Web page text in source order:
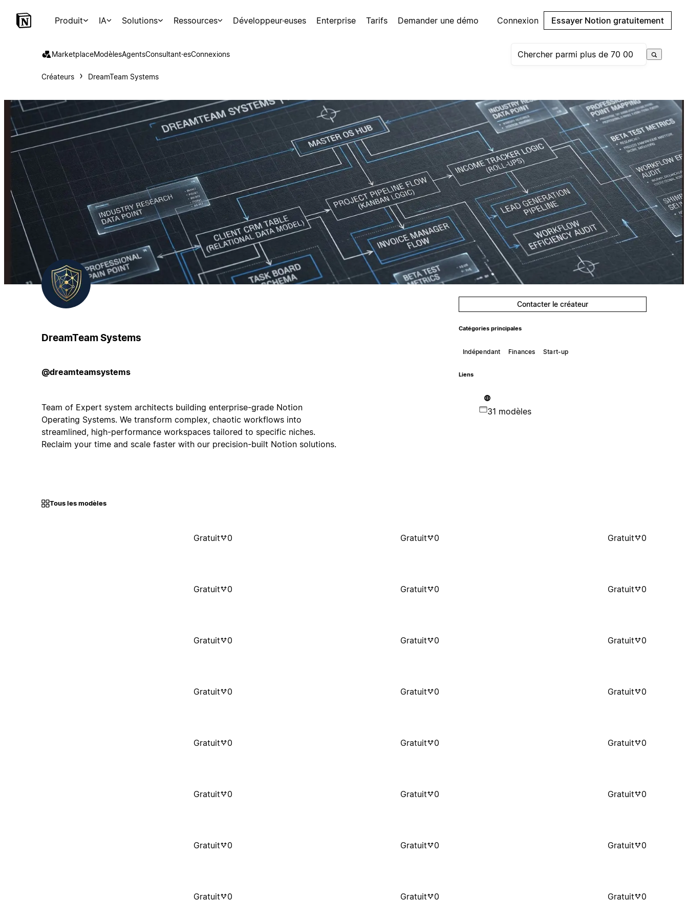
Produit IA Solutions Ressources Développeur·euses Enterprise Tarifs Demander une démo Connexion Essayer Notion gratuitement
MarketplaceModèlesAgentsConsultant·esConnexions
Créateurs DreamTeam Systems
DreamTeam Systems
@dreamteamsystems
Team of Expert system architects building enterprise-grade Notion
Operating Systems. We transform complex, chaotic workflows into
streamlined, high-performance workspaces tailored to specific niches.
Reclaim your time and scale faster with our precision-built Notion solutions.
Contacter le créateur
Catégories principales
Indépendant Finances Start-up
Liens
31 modèles
Tous les modèles
Gratuit 0 Gratuit 0 Gratuit 0
Gratuit 0 Gratuit 0 Gratuit 0
Gratuit 0 Gratuit 0 Gratuit 0
Gratuit 0 Gratuit 0 Gratuit 0
Gratuit 0 Gratuit 0 Gratuit 0
Gratuit 0 Gratuit 0 Gratuit 0
Gratuit 0 Gratuit 0 Gratuit 0
Gratuit 0 Gratuit 0 Gratuit 0